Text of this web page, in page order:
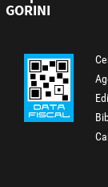
GORINI